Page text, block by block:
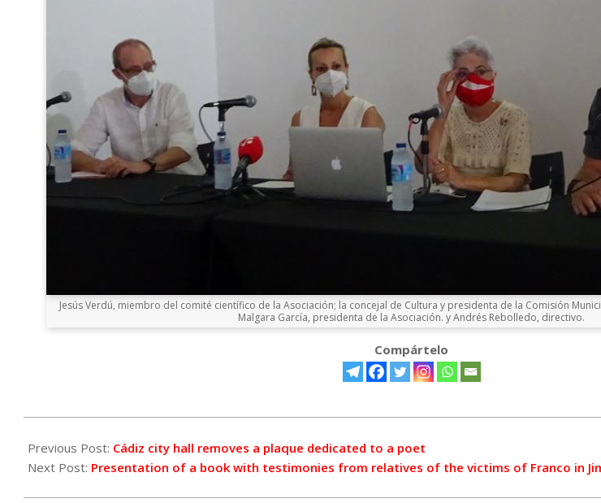
Jesús Verdú, miembro del comité científico de la Asociación; la concejal de Cultura y presidenta de la Comisión
Malgara García, presidenta de la Asociación. y Andrés Rebolledo, directivo.
Compártelo
06-
21
Previous Post: Cádiz city hall removes a plaque dedicated to a poet
Next Post: Presentation of a book with testimonies from relatives of the victims of Franco in